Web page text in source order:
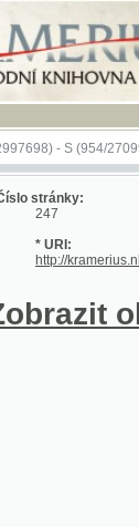
-S (954/270999)-
stránky:
247
* URI:
http://